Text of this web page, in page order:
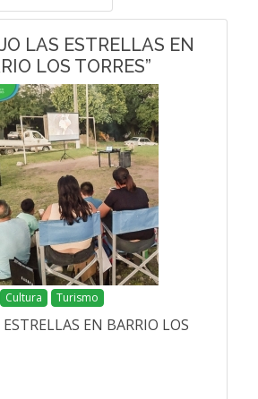
LAS ESTRELLAS EN
LOS TORRES”
Cultura Turismo
EN BARRIO LOS